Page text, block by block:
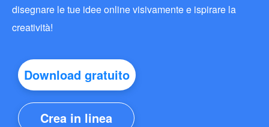
disegnare le tue idee online visivamente e ispirare la
creatività!
Download gratuito
Crea in linea